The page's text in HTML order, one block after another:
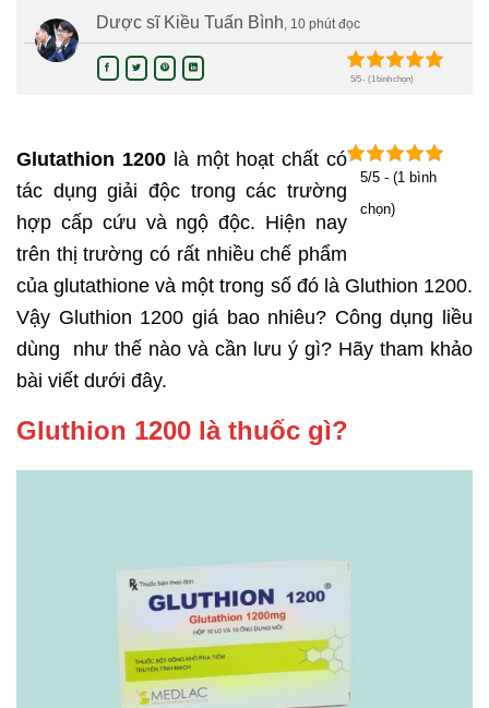
Dược sĩ Kiều Tuấn Bình, 10 phút đọc
5/5 - (1 bình chọn)
5/5 - (1 bình
chọn)
Glutathion 1200là một hoạt chất có
tác dụng giải độc trong các trường
hợp cấp cứu và ngộ độc. Hiện nay
trên thị trường có rất nhiều chế phẩm
của glutathione và một trong số đó là Gluthion 1200.
Vậy Gluthion 1200 giá bao nhiêu? Công dụng liều
dùng như thế nào và cần lưu ý gì? Hãy tham khảo
bài viết dưới đây.
Gluthion 1200 là thuốc gì?